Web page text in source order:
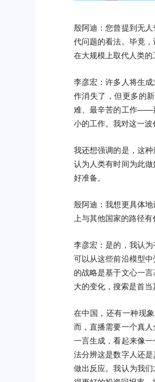
殷阿迪：您曾提到无
代问题的看法。毕竟
在大规模上取代人类
李彦宏：许多人将生
作消失了，但更多的
难、最辛苦的工作——
小的工作。我对这一波
我还想强调的是，这
认为人类有时间为此
好准备。
殷阿迪：我想更具体
上与其他国家的路径有
李彦宏： 是的，我认
可以从这些前沿模型
的战略是基于文心一
大的变化，搜索是首
在中国，还有一种现
而，直播需要一个真
一言生成，看起来像
法分辨这是数字人还
做出反应。我认为我